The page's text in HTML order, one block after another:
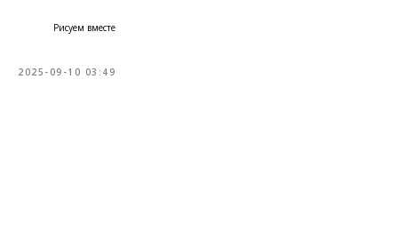
Рисуем вместе
2025-09-10 03:49